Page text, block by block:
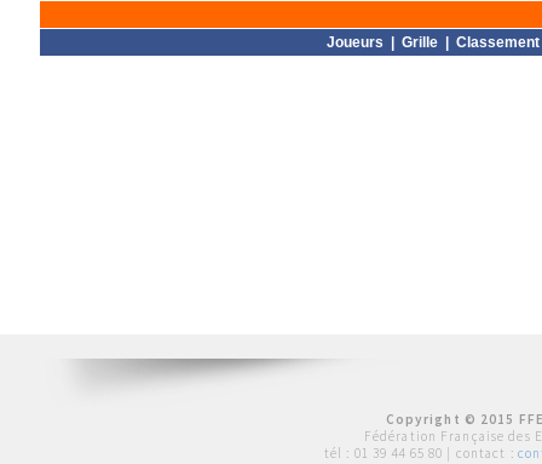
Joueurs Grille Classement
Copyright © 2015
Fédération Française des
tél : 01 39 44 65 80 | contact :